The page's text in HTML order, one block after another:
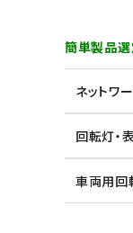
ACCOUNT MENU
用途別改善
簡単製品選
ネットワ
回転灯・
車両用回